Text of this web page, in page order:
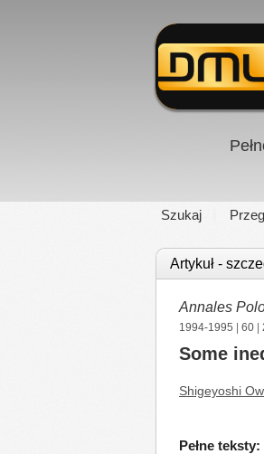
Szukaj
Artykuł -
Annales
1994-1995 60
Some
Shigeyoshi
Pełne teksty: